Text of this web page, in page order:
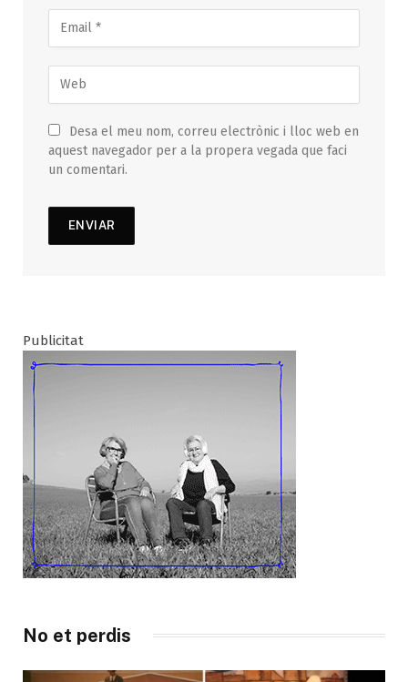
Desa el meu nom, correu electrònic i lloc web en
aquest navegador per a la propera vegada que faci
un comentari.
Publicitat
No et perdis